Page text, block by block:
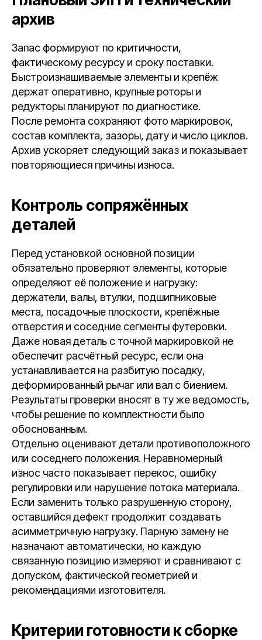
архив
Запас формируют по критичности,
фактическому ресурсу и сроку поставки.
Быстроизнашиваемые элементы и крепёж
держат оперативно, крупные роторы и
редукторы планируют по диагностике.
После ремонта сохраняют фото маркировок,
состав комплекта, зазоры, дату и число циклов.
Архив ускоряет следующий заказ и показывает
повторяющиеся причины износа.
Контроль сопряжённых
деталей
Перед установкой основной позиции
обязательно проверяют элементы, которые
определяют её положение и нагрузку:
держатели, валы, втулки, подшипниковые
места, посадочные плоскости, крепёжные
отверстия и соседние сегменты футеровки.
Даже новая деталь с точной маркировкой не
обеспечит расчётный ресурс, если она
устанавливается на разбитую посадку,
деформированный рычаг или вал с биением.
Результаты проверки вносят в ту же ведомость,
чтобы решение по комплектности было
обоснованным.
Отдельно оценивают детали противоположного
или соседнего положения. Неравномерный
износ часто показывает перекос, ошибку
регулировки или нарушение потока материала.
Если заменить только разрушенную сторону,
оставшийся дефект продолжит создавать
асимметричную нагрузку. Парную замену не
назначают автоматически, но каждую
связанную позицию измеряют и сравнивают с
допуском, фактической геометрией и
рекомендациями изготовителя.
Критерии готовности к сборке